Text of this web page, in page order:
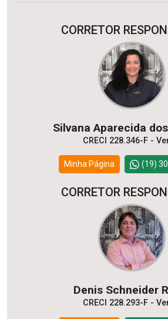
CORRETOR
Silvana Aparecida
CRECI 228.346-F -
Minha Página (19)
CORRETOR
Denis Schneider
CRECI 228.293-F -